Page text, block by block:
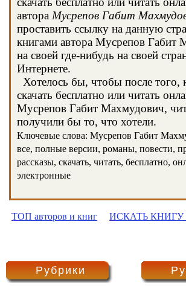
автора Мусрепов Габит
проставить ссылку на данную
книгами автора Мусрепов Габит
на своей где-нибудь на своей
Интернете.
Хотелось бы, чтобы после того,
скачать бесплатно или читать
Мусрепов Габит Махмудович,
получили бы то, что хотели.
Ключевые слова: Мусрепов Габит
все, полные версии, романы, повести,
рассказы, скачать, читать, бесплатно,
электронные
ТОП авторов и книг ИСКАТЬ КНИГУ
Рубрики